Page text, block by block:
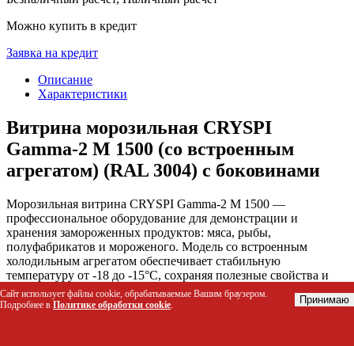
Можно купить в кредит
Заявка на кредит
Описание
Характеристики
Витрина морозильная CRYSPI
Gamma-2 М 1500 (со встроенным
агрегатом) (RAL 3004) с боковинами
Морозильная витрина CRYSPI Gamma-2 М 1500 —
профессиональное оборудование для демонстрации и
хранения замороженных продуктов: мяса, рыбы,
полуфабрикатов и мороженого. Модель со встроенным
холодильным агрегатом обеспечивает стабильную
температуру от -18 до -15°C, сохраняя полезные свойства и
вкусовые качества продукции, и решает задачу
привлекательной и безопасной выкладки замороженных
Сайт использует файлы cookie, обрабатываемые Вашим браузером.
Подробнее в Политике обработки cookie. Принимаю